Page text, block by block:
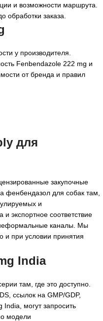
и возможности маршрута.
обработки заказа.
у производителя.
Fenbendazole 222 mg и
от бренда и правил
для
закупочные
фенбендазол для собак там,
и
экспортное соответствие
неформальные каналы. Мы
и при условии принятия
India
там, где это доступно.
ссылок на GMP/GDP,
могут запросить
модели